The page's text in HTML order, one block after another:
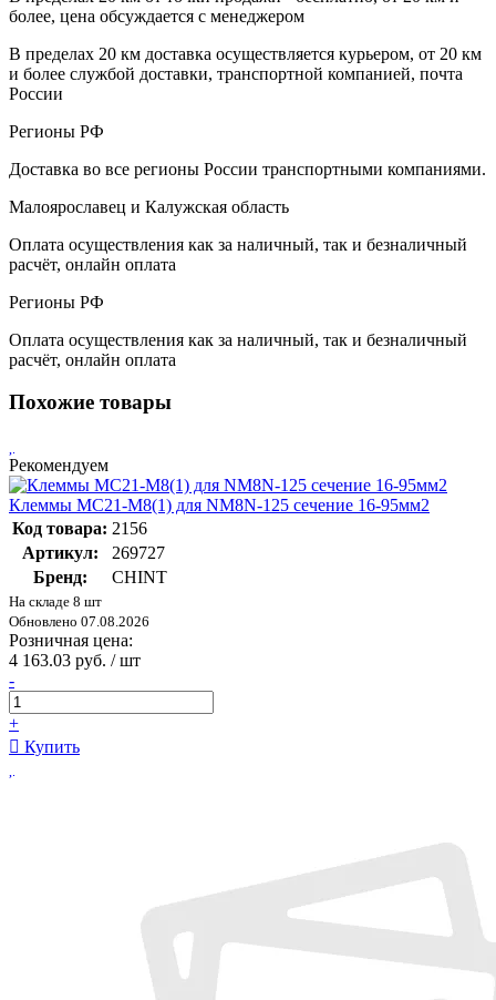
более, цена обсуждается с менеджером
В пределах 20 км доставка осуществляется курьером, от 20 км
и более службой доставки, транспортной компанией, почта
России
Регионы РФ
Доставка во все регионы России транспортными компаниями.
Малоярославец и Калужская область
Оплата осуществления как за наличный, так и безналичный
расчёт, онлайн оплата
Регионы РФ
Оплата осуществления как за наличный, так и безналичный
расчёт, онлайн оплата
Похожие товары
Рекомендуем
Клеммы MC21-M8(1) для NM8N-125 сечение 16-95мм2
Код товара: 2156
Артикул:
269727
Бренд:
CHINT
На складе 8 шт
Обновлено 07.08.2026
Розничная цена:
4 163.03 руб. / шт
-
+
Купить